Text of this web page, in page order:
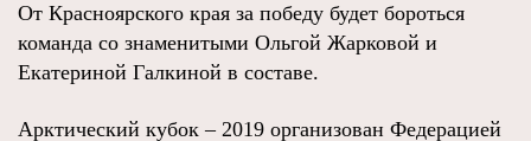
От Красноярского края за победу будет бороться
команда со знаменитыми Ольгой Жарковой и
Екатериной Галкиной в составе.
Арктический кубок – 2019 организован Федерацией